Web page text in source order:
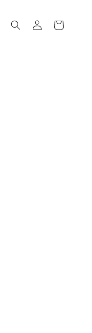
Iniciar
sessão
Carrinho